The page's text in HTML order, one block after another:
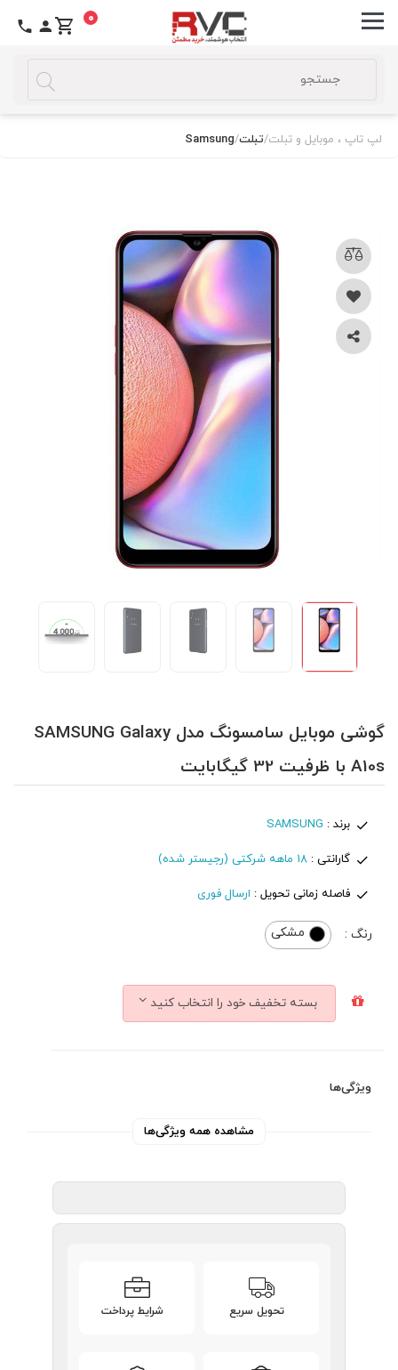
0
لپ تاپ ، موبایل و تبلت/تبلت/
Samsung
گوشی موبایل سامسونگ مدل SAMSUNG Galaxy
A10s با ظرفیت 32 گیگابایت
برند : SAMSUNG
گارانتی :18 ماهه شرکتی (رجیستر شده)
فاصله زمانی تحویل : ارسال فوری
رنگ : مشکی
بسته تخفیف خود را انتخاب کنید
ویژگی‌ها
مشاهده همه ویژگی‌ها
تحویل سریع شرایط پرداخت